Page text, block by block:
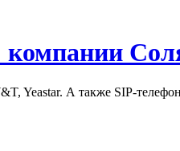
Yeastar. А также SIP-